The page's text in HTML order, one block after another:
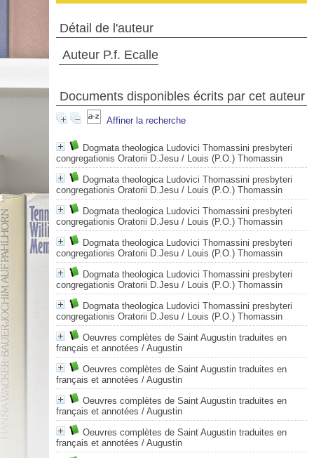
Détail de l'auteur
Auteur P.f. Ecalle
Documents disponibles écrits par cet auteur
Affiner la recherche
Dogmata theologica Ludovici Thomassini presbyteri
congregationis Oratorii D.Jesu/ Louis (P.O.) Thomassin
Dogmata theologica Ludovici Thomassini presbyteri
congregationis Oratorii D.Jesu/ Louis (P.O.) Thomassin
Dogmata theologica Ludovici Thomassini presbyteri
congregationis Oratorii D.Jesu/ Louis (P.O.) Thomassin
Dogmata theologica Ludovici Thomassini presbyteri
congregationis Oratorii D.Jesu/ Louis (P.O.) Thomassin
Dogmata theologica Ludovici Thomassini presbyteri
congregationis Oratorii D.Jesu/ Louis (P.O.) Thomassin
Dogmata theologica Ludovici Thomassini presbyteri
congregationis Oratorii D.Jesu/ Louis (P.O.) Thomassin
Oeuvres complètes de Saint Augustin traduites en
français et annotées / Augustin
Oeuvres complètes de Saint Augustin traduites en
français et annotées / Augustin
Oeuvres complètes de Saint Augustin traduites en
français et annotées / Augustin
Oeuvres complètes de Saint Augustin traduites en
français et annotées / Augustin